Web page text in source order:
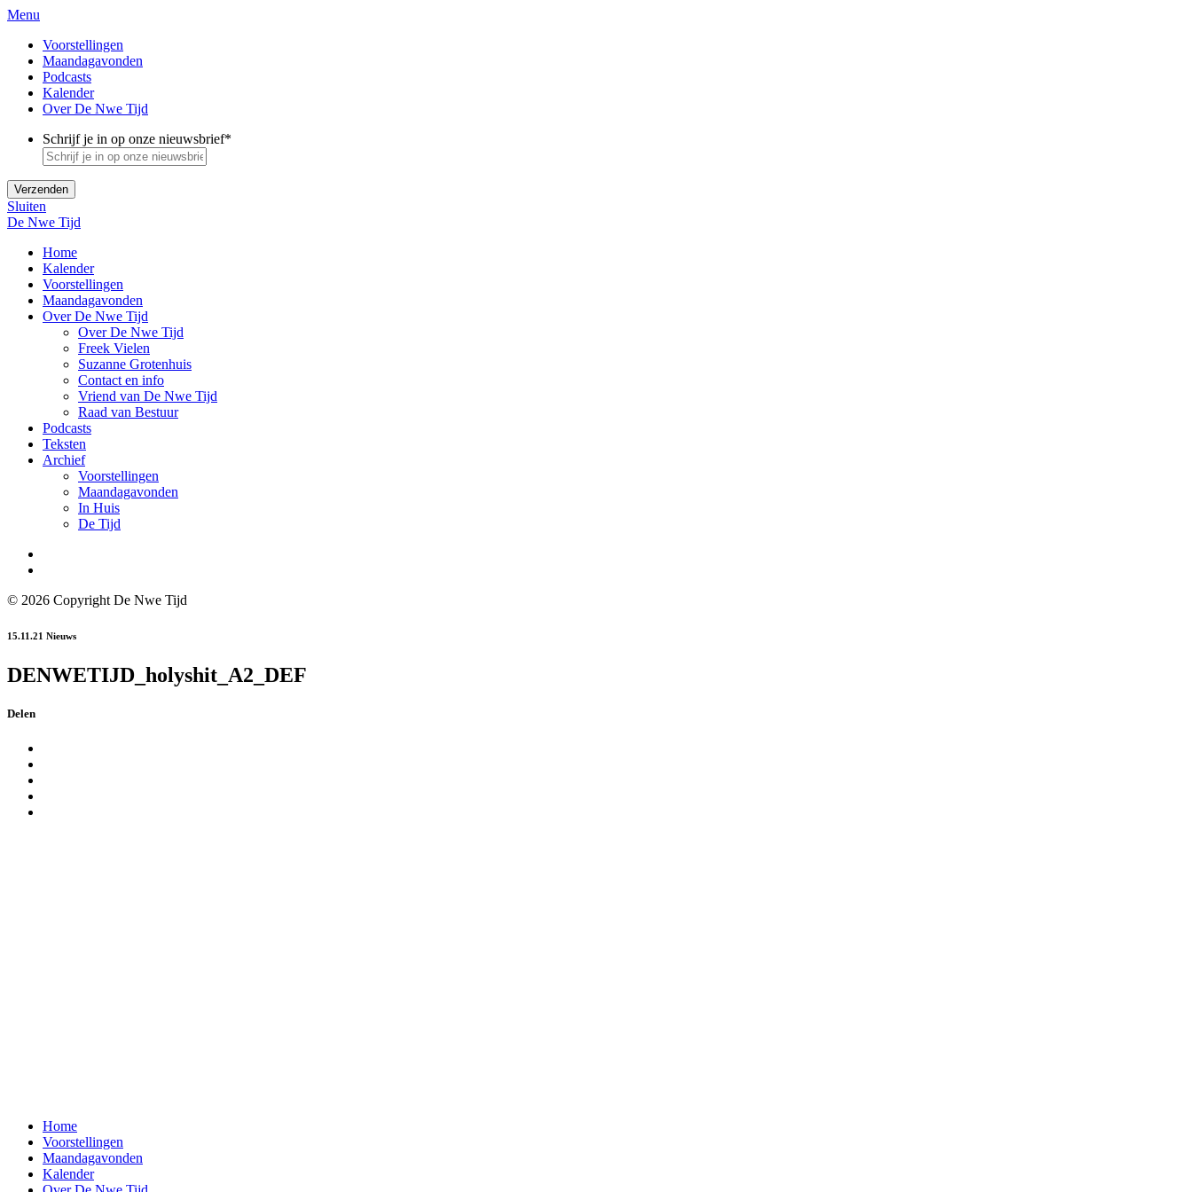
Menu
Voorstellingen
Maandagavonden
Podcasts
Kalender
Over De Nwe Tijd
Schrijf je in op onze nieuwsbrief*
Sluiten
De Nwe Tijd
Home
Kalender
Voorstellingen
Maandagavonden
Over De Nwe Tijd
Over De Nwe Tijd
Freek Vielen
Suzanne Grotenhuis
Contact en info
Vriend van De Nwe Tijd
Raad van Bestuur
Podcasts
Teksten
Archief
Voorstellingen
Maandagavonden
In Huis
De Tijd
© 2026 Copyright De Nwe Tijd
15.11.21 Nieuws
DENWETIJD_holyshit_A2_DEF
Delen
Home
Voorstellingen
Maandagavonden
Kalender